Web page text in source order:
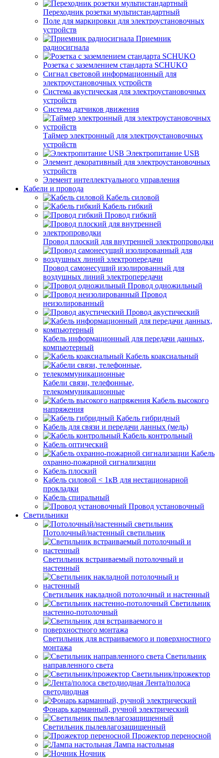
Переходник розетки мультистандартный
Поле для маркировки для электроустановочных
устройств
Приемник
радиосигнала
Розетка с заземлением стандарта SCHUKO
Сигнал световой информационный для
электроустановочных устройств
Система акустическая для электроустановочных
устройств
Система датчиков движения
Таймер электронный для электроустановочных
устройств
Электропитание USB
Элемент декоративный для электроустановочных
устройств
Элемент интеллектуального управления
Кабели и провода
Кабель силовой
Кабель гибкий
Провод гибкий
Провод плоский для внутренней электропроводки
Провод самонесущий изолированный для
воздушных линий электропередачи
Провод одножильный
Провод
неизолированный
Провод акустический
Кабель информационный для передачи данных,
компьютерный
Кабель коаксиальный
Кабели связи, телефонные,
телекоммуникационные
Кабель высокого
напряжения
Кабель гибридный
Кабель для связи и передачи данных (медь)
Кабель контрольный
Кабель оптический
Кабель
охранно-пожарной сигнализации
Кабель плоский
Кабель силовой < 1кВ для нестационарной
прокладки
Кабель спиральный
Провод установочный
Светильники
Потолочный/настенный светильник
Светильник встраиваемый потолочный и
настенный
Светильник накладной потолочный и настенный
Светильник
настенно-потолочный
Светильник для встраиваемого и поверхностного
монтажа
Светильник
направленного света
Светильник/прожектор
Лента/полоса
светодиодная
Фонарь карманный, ручной электрический
Светильник пылевлагозащищенный
Прожектор переносной
Лампа настольная
Ночник